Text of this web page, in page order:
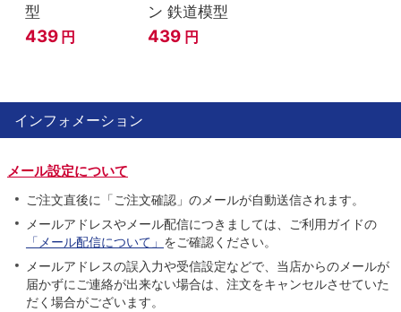
型
439 円
ン 鉄道模型
439 円
インフォメーション
メール設定について
ご注文直後に「ご注文確認」のメールが自動送信されます。
メールアドレスやメール配信につきましては、ご利用ガイドの
「メール配信について」 をご確認ください。
メールアドレスの誤入力や受信設定などで、当店からのメールが
届かずにご連絡が出来ない場合は、注文をキャンセルさせていた
だく場合がございます。